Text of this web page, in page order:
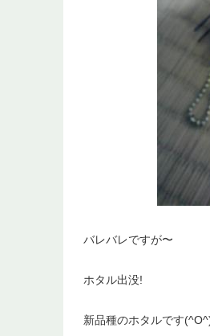
バレバレですが〜
ホタル出没!
新品種のホタルです